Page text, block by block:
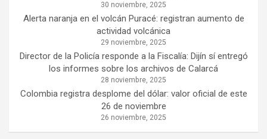
30 noviembre, 2025
Alerta naranja en el volcán Puracé: registran aumento de
actividad volcánica
29 noviembre, 2025
Director de la Policía responde a la Fiscalía: Dijín sí entregó
los informes sobre los archivos de Calarcá
28 noviembre, 2025
Colombia registra desplome del dólar: valor oficial de este
26 de noviembre
26 noviembre, 2025